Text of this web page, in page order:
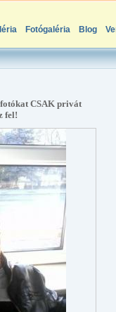
Fotógaléria Blog
CSAK privát
fel!